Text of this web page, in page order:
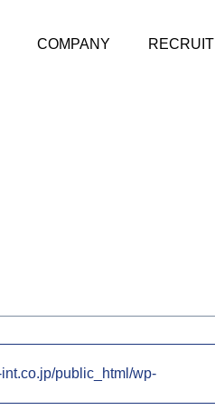
COMPANY RECRUIT
public_html/wp-